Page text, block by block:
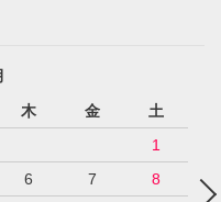
木 金
土
1
6 7
8